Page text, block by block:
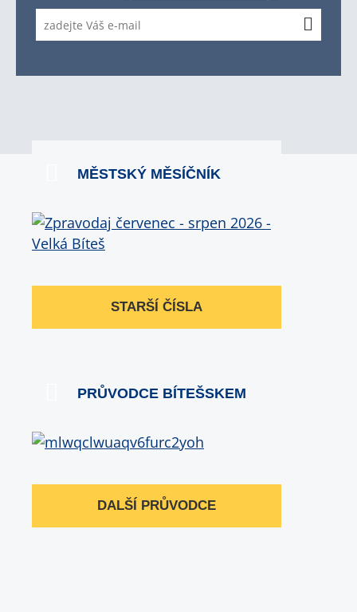
MĚSTSKÝ MĚSÍČNÍK
STARŠÍ ČÍSLA
PRŮVODCE BÍTEŠSKEM
DALŠÍ PRŮVODCE